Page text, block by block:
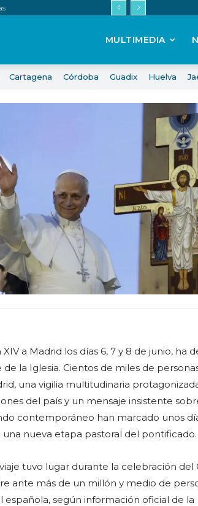
MULTIMEDIA
Cartagena Córdoba Guadix Huelva
a Madrid los días 6, 7 y 8 de junio, ha
la Iglesia. Cientos de miles de
una vigilia multitudinaria
del país y un mensaje insistente
contemporáneo han marcado unos
nueva etapa pastoral del pontificado.
tuvo lugar durante la celebración del
ante más de un millón y medio de
según información oficial de la